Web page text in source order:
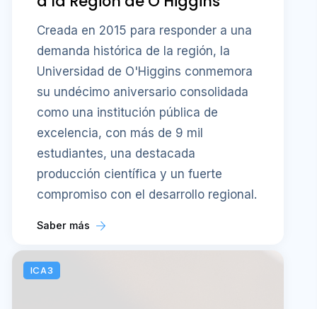
Creada en 2015 para responder a una
demanda histórica de la región, la
Universidad de O'Higgins conmemora
su undécimo aniversario consolidada
como una institución pública de
excelencia, con más de 9 mil
estudiantes, una destacada
producción científica y un fuerte
compromiso con el desarrollo regional.
Saber más
ICA3